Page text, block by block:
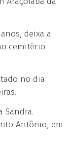
anos, deixa a
cemitério
no dia
Sandra.
Antônio, em